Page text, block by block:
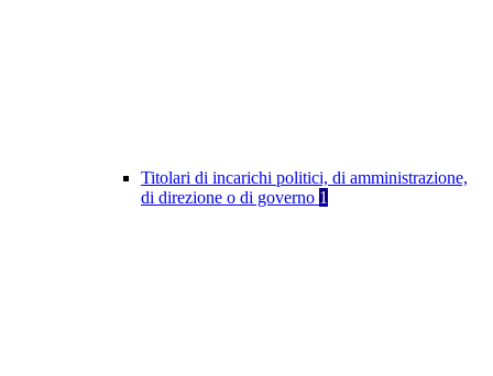
Titolari di incarichi politici, di amministrazione,
di direzione o di governo 1